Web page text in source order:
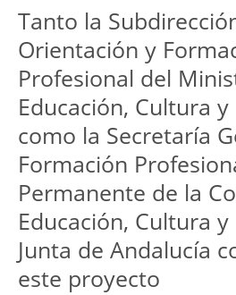
Tanto la
Orientación y
Profesional del
Educación, Cultura
como la Secretaría
Formación
Permanente de la
Educación, Cultura
Junta de Andalucía
este proyecto